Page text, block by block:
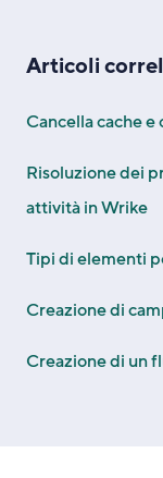
Articoli
Cancella cache
Risoluzione dei
attività in Wrike
Tipi di elementi
Creazione di
Creazione di un